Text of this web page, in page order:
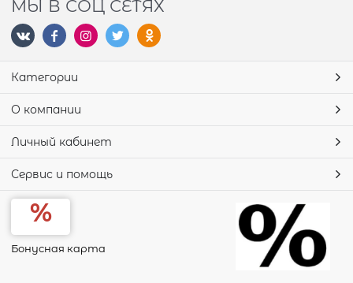
МЫ В СОЦ СЕТЯХ
Категории
О компании
Личный кабинет
Сервис и помощь
Бонусная карта